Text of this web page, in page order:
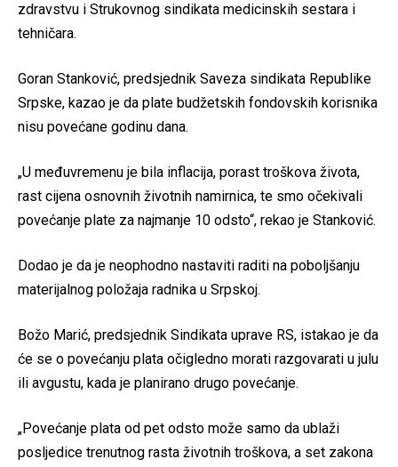
zdravstvu i Strukovnog sindikata medicinskih sestara i
tehničara.
Goran Stanković, predsjednik Saveza sindikata Republike
Srpske, kazao je da plate budžetskih fondovskih korisnika
nisu povećane godinu dana.
„U međuvremenu je bila inflacija, porast troškova života,
rast cijena osnovnih životnih namirnica, te smo očekivali
povećanje plate za najmanje 10 odsto“, rekao je Stanković.
Dodao je da je neophodno nastaviti raditi na poboljšanju
materijalnog položaja radnika u Srpskoj.
Božo Marić, predsjednik Sindikata uprave RS, istakao je da
će se o povećanju plata očigledno morati razgovarati u julu
ili avgustu, kada je planirano drugo povećanje.
„Povećanje plata od pet odsto može samo da ublaži
posljedice trenutnog rasta životnih troškova, a set zakona